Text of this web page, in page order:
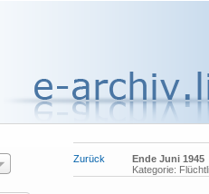
Zurück
Ende Juni 1945
Kategorie: